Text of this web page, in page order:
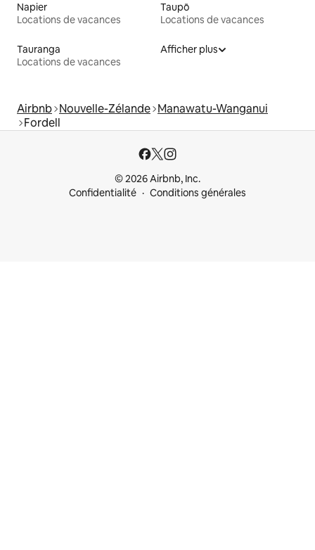
Napier
Locations de vacances
Taupō
Locations de vacances
Tauranga
Locations de vacances
Afficher plus
Airbnb Nouvelle-Zélande Manawatu-Wanganui
Fordell
© 2026 Airbnb, Inc.
Confidentialité
Conditions générales